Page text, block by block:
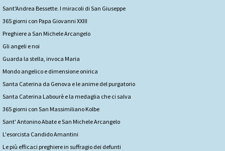
Sant'Andrea Bessette. I miracoli di San Giuseppe
365 giorni con Papa Giovanni XXIII
Preghiere a San Michele Arcangelo
Gli angeli e noi
Guarda la stella, invoca Maria
Mondo angelico e dimensione onirica
Santa Caterina da Genova e le anime del purgatorio
Santa Caterina Labourè e la medaglia che ci salva
365 giorni con San Massimiliano Kolbe
Sant' Antonino Abate e San Michele Arcangelo
L'esorcista Candido Amantini
Le più efficaci preghiere in suffragio dei defunti